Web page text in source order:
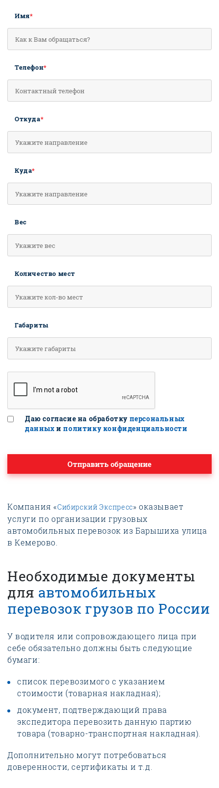
Имя*
Телефон*
Откуда*
Куда*
Вес
Количество мест
Габариты
Даю согласие на обработку персональных
данных иполитику конфиденциальности
Отправить обращение
Компания «Сибирский Экспресс» оказывает
услуги по организации грузовых
автомобильных перевозок из Барышиха улица
в Кемерово.
Необходимые документы
для автомобильных
перевозок грузов по России
У водителя или сопровождающего лица при
себе обязательно должны быть следующие
бумаги:
список перевозимого с указанием
стоимости (товарная накладная);
документ, подтверждающий права
экспедитора перевозить данную партию
товара (товарно-транспортная накладная).
Дополнительно могут потребоваться
доверенности, сертификаты и т.д.